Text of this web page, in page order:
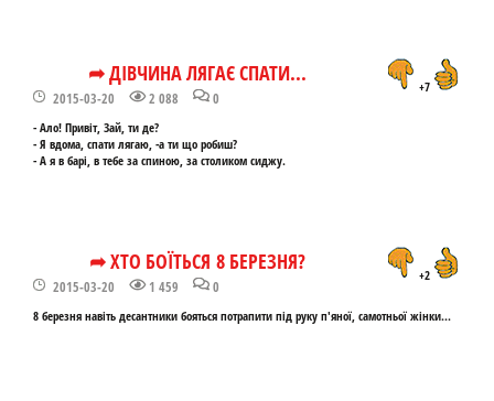
➦ ДІВЧИНА ЛЯГАЄ СПАТИ...
2015-03-20 2 088 0
+7
- Ало! Привіт, Зай, ти де?
- Я вдома, спати лягаю, -а ти що робиш?
- А я в барі, в тебе за спиною, за столиком сиджу.
➦ ХТО БОЇТЬСЯ 8 БЕРЕЗНЯ?
2015-03-20 1 459 0
+2
8 березня навіть десантники бояться потрапити під руку п'яної, самотньої жінки...